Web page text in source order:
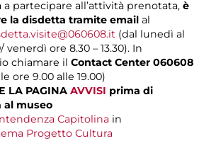
partecipare all’attività prenotata, è
la disdetta tramite email al
(dal lunedì al
venerdì ore 8.30 – 13.30). In
chiamare il Contact Center 060608
ore 9.00 alle 19.00)
LA PAGINA AVVISI prima di
al museo
Capitolina in
Progetto Cultura